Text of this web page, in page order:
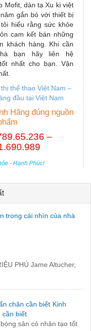
Mofit, dàn tạ Xu ki việt
gắn bó với thiết bị
hiểu rằng sức khỏe
cam kết bán những
khách hàng. Khi cần
bạn hãy liên hệ
nhất cho bạn. Vận
thể thao Việt Nam –
đầu tại Việt Nam
Hãng đúng nguồn
–
- Hạnh Phúc!
trong cái nhìn của nhà
PHÚ Jame Altucher,
Kinh
cần biết
sân cỏ nhân tạo tốt